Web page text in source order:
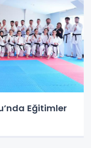
Eğitimler